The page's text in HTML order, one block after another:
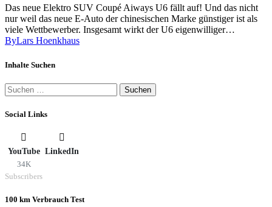
Das neue Elektro SUV Coupé Aiways U6 fällt auf! Und das nicht
nur weil das neue E-Auto der chinesischen Marke günstiger ist als
viele Wettbewerber. Insgesamt wirkt der U6 eigenwilliger…
ByLars Hoenkhaus
Inhalte Suchen
Suchen
nach:
Social Links
YouTube
34K
Subscribers
LinkedIn
100 km Verbrauch Test